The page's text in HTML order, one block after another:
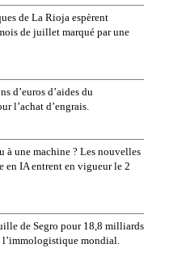
de La Rioja espèrent
de juillet marqué par une
d’euros d’aides du
l’achat d’engrais.
à une machine ? Les nouvelles
en IA entrent en vigueur le 2
de Segro pour 18,8 milliards
l’immologistique mondial.